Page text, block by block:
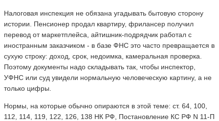
Налоговая инспекция не обязана угадывать бытовую сторону
истории. Пенсионер продал квартиру, фрилансер получил
перевод от маркетплейса, айтишник-подрядчик работал с
иностранным заказчиком - в базе ФНС это часто превращается в
сухую строку: доход, срок, недоимка, камеральная проверка.
Поэтому документы надо складывать так, чтобы инспектор,
УФНС или суд увидели нормальную человеческую картину, а не
только цифры.
Нормы, на которые обычно опираются в этой теме: ст. 64, 100,
112, 114, 119, 122, 126, 138 НК РФ, Постановление КС РФ N 11-П